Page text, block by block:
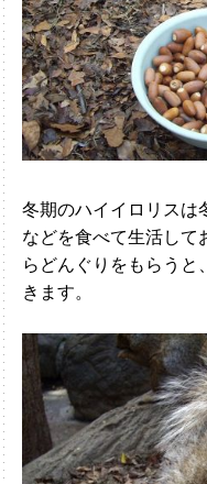
冬期のハイイロリスは
などを食べて生活して
らどんぐりをもらうと
きます。